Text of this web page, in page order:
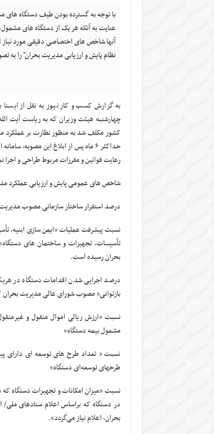
عنایت به آنکه هر یک از دستگاه های
آنها شاخص های اختصاصی دقیقی مورد
نظام پایش و ارزیابی مدیریت بحران" را به
به گزارش کسب و کار نیوز به نقل از
چهارشنبه هیئت وزیران که به ریاست آیت
کشور مکلف شد به منظور نظارت بر عملکرد
حداکثر ۶ ماه پس از ابلاغ این مصوبه،
رعایت قوانین و مقررات مربوط طراحی و اجرا
شاخص های عمومی پایش و ارزیابی عملکرد
درصد استقرار ساختار سازمانی مصوب
نسبت پیشرفت عملیات «ایمن سازی ابنیه،
تأسیسات، تجهیزات و ساختمان­ های
بحران رسیده است.
درصد اجرایی شدن اقدامات دستگاه در
بازتوانی” مصوب شورای عالی مدیریت
نسبت «ارزش ریالی اموال منقول و
مشمول بیمه دستگاه»
نسبت « تعداد طرح های توسعه ای دارای
طرح‎های توسعه‌ای دستگاه»
نسبت «میزان امکانات و تجهیزات دستگاه که
در دستگاه که براساس اعلام ستادهای
بحران، اعلام نیاز می‌گردد».